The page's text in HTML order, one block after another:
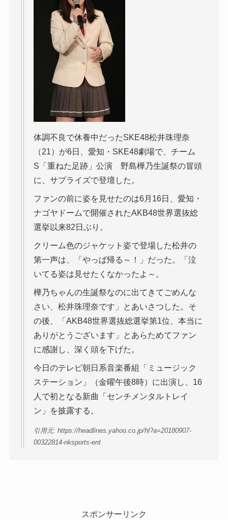
体調不良で休養中だったSKE48松井珠理奈
（21）が6日、愛知・SKE48劇場で、チーム
S「重ねた足跡」公演 野島樺乃生誕祭の冒頭
に、サプライズで登壇した。
ファンの前に姿を見せたのは6月16日、愛知・
ナゴヤドームで開催されたAKB48世界選抜総
選挙以来82日ぶり。
クリーム色のジャケット姿で登場した松井の
第一声は、「やっぱ帰る～！」だった。「泣
いてる姿は見せたくなかったよ～。
樺乃ちゃんの生誕祭なのに出てきてごめんな
さい、松井珠理奈です」とあいさつした。そ
の後、「AKB48世界選抜総選挙第1位、本当に
ありがとうございます」とあらためてファン
に感謝し、深く頭を下げた。
今日のテレビ朝日系音楽番組「ミュージック
ステーション」（金曜午後8時）に出演し、16
人で初となる新曲「センチメンタルトレイ
ン」を披露する。
引用元: https://headlines.yahoo.co.jp/hl?a=20180907-
00322814-nksports-ent
スポンサーリンク